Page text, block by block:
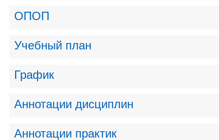
ОПОП
Учебный план
График
Аннотации дисциплин
Аннотации практик